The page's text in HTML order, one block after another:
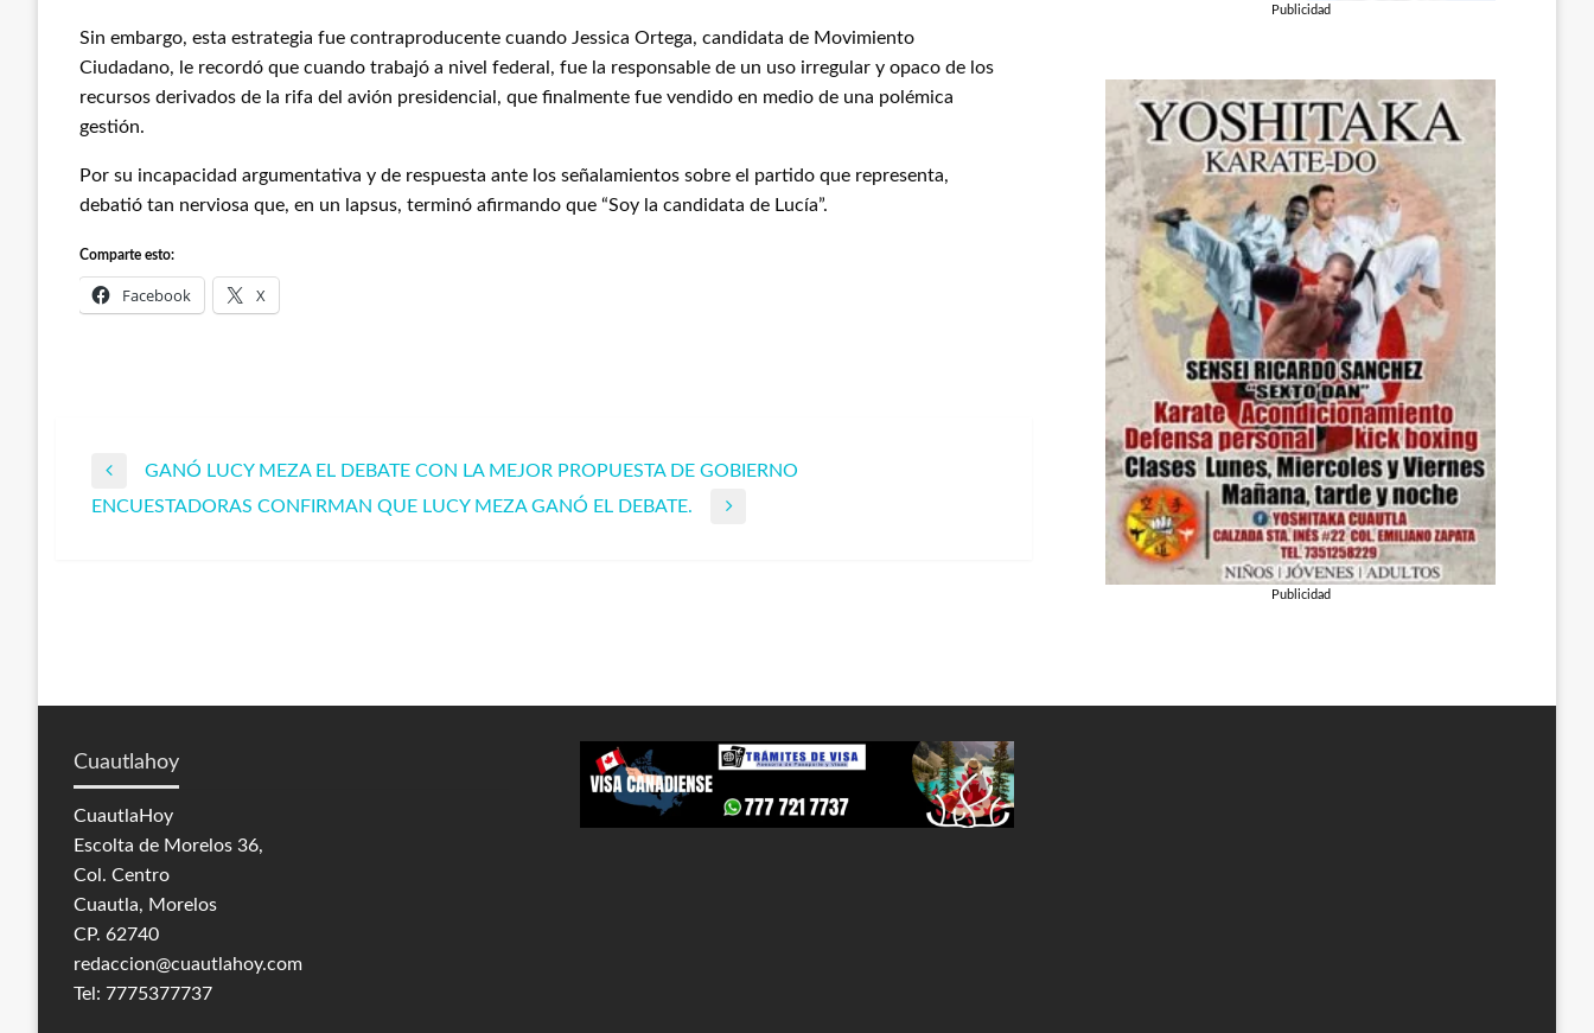
Sin embargo, esta estrategia fue contraproducente cuando Jessica Ortega, candidata de Movimiento
Ciudadano, le recordó que cuando trabajó a nivel federal, fue la responsable de un uso irregular y opaco de los
recursos derivados de la rifa del avión presidencial, que finalmente fue vendido en medio de una polémica
gestión.
Por su incapacidad argumentativa y de respuesta ante los señalamientos sobre el partido que representa,
debatió tan nerviosa que, en un lapsus, terminó afirmando que “Soy la candidata de Lucía”.
Comparte esto:
Facebook X
Navegación
Entrada
anterior
GANÓ LUCY MEZA EL DEBATE CON LA MEJOR PROPUESTA DE GOBIERNO
Entrada
ENCUESTADORAS CONFIRMAN QUE LUCY MEZA GANÓ EL DEBATE.
Publicidad
Publicidad
Cuautlahoy
CuautlaHoy
Escolta de Morelos 36,
Col. Centro
Cuautla, Morelos
CP. 62740
redaccion@cuautlahoy.com
Tel: 7775377737